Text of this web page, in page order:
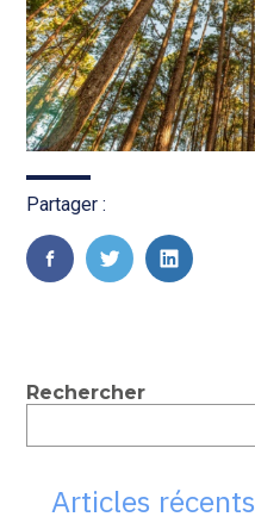
Partager :
FaceBook
TwitterLinkedIn
Blog
sidebar
Rechercher
Articles récents